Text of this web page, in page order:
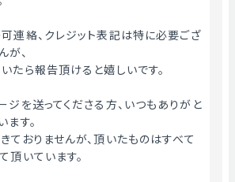
連絡、クレジット表記は特に必要ござ
が、
たら報告頂けると嬉しいです。
ジを送ってくださる方、いつもありがと
ます。
ておりませんが、頂いたものはすべて
頂いています。